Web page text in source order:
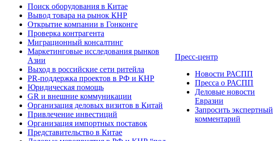
Поиск оборудования в Китае
Вывод товара на рынок КНР
Открытие компании в Гонконге
Проверка контрагента
Миграционный консалтинг
Маркетинговые исследования рынков
Азии
Выход в российские сети ритейла
PR-поддержка проектов в РФ и КНР
Юридическая помощь
GR и внешние коммуникации
Организация деловых визитов в Китай
Привлечение инвестиций
Организация импортных поставок
Представительство в Китае
Пресс-центр
Новости РАСПП
Пресса о РАСПП
Деловые новости
Евразии
Запросить экспертный
комментарий